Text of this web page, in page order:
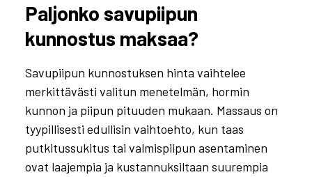
Paljonko savupiipun
kunnostus maksaa?
Savupiipun kunnostuksen hinta vaihtelee
merkittävästi valitun menetelmän, hormin
kunnon ja piipun pituuden mukaan. Massaus on
tyypillisesti edullisin vaihtoehto, kun taas
putkitussukitus tai valmispiipun asentaminen
ovat laajempia ja kustannuksiltaan suurempia